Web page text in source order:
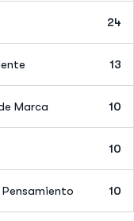
24
13
Marca 10
10
10